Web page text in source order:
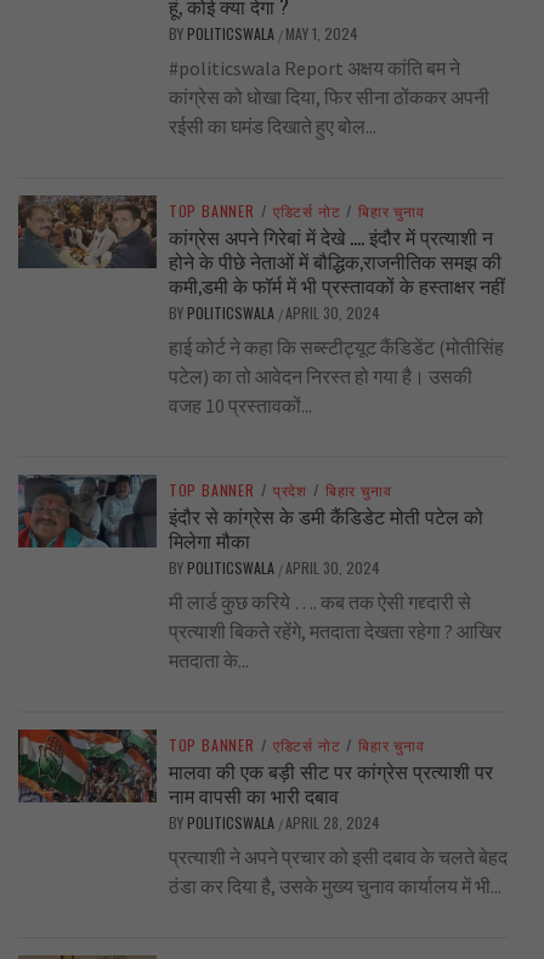
हूं, कोई क्या देगा ?
BY POLITICSWALA / MAY 1, 2024
#politicswala Report अक्षय कांति बम ने
कांग्रेस को धोखा दिया, फिर सीना ठोंककर अपनी
रईसी का घमंड दिखाते हुए बोल...
TOP BANNER / एडिटर्स नोट / बिहार चुनाव
कांग्रेस अपने गिरेबां में देखे …. इंदौर में प्रत्याशी न
होने के पीछे नेताओं में बौद्धिक,राजनीतिक समझ की
कमी,डमी के फॉर्म में भी प्रस्तावकों के हस्ताक्षर नहीं
BY POLITICSWALA /APRIL 30, 2024
हाई कोर्ट ने कहा कि सब्स्टीट्यूट कैंडिडेंट (मोतीसिंह
पटेल) का तो आवेदन निरस्त हो गया है। उसकी
वजह 10 प्रस्तावकों...
TOP BANNER / प्रदेश / बिहार चुनाव
इंदौर से कांग्रेस के डमी कैंडिडेट मोती पटेल को
मिलेगा मौका
BY POLITICSWALA /APRIL 30, 2024
मी लार्ड कुछ करिये …. कब तक ऐसी गद्द्दारी से
प्रत्याशी बिकते रहेंगे, मतदाता देखता रहेगा ? आखिर
मतदाता के...
TOP BANNER / एडिटर्स नोट / बिहार चुनाव
मालवा की एक बड़ी सीट पर कांग्रेस प्रत्याशी पर
नाम वापसी का भारी दबाव
BY POLITICSWALA /APRIL 28, 2024
प्रत्याशी ने अपने प्रचार को इसी दबाव के चलते बेहद
ठंडा कर दिया है, उसके मुख्य चुनाव कार्यालय में भी...